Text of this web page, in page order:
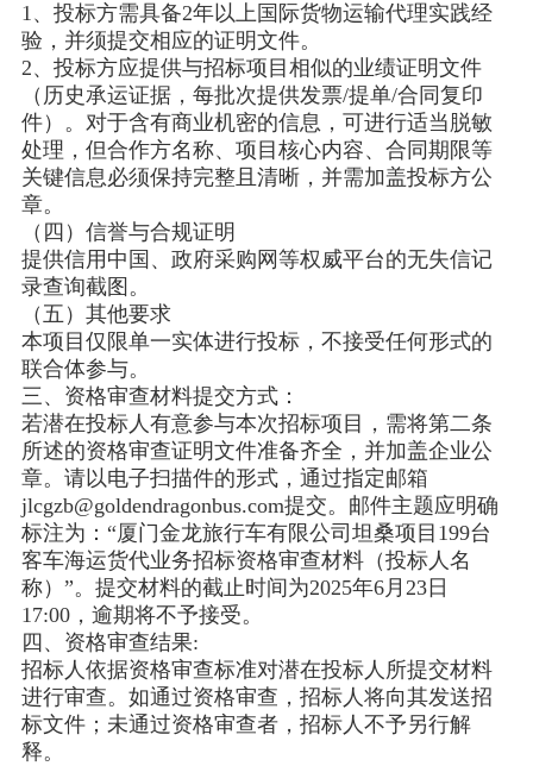
1、投标方需具备2年以上国际货物运输代理实践经
验，并须提交相应的证明文件。
2、投标方应提供与招标项目相似的业绩证明文件
（历史承运证据，每批次提供发票/提单/合同复印
件）。对于含有商业机密的信息，可进行适当脱敏
处理，但合作方名称、项目核心内容、合同期限等
关键信息必须保持完整且清晰，并需加盖投标方公
章。
（四）信誉与合规证明
提供信用中国、政府采购网等权威平台的无失信记
录查询截图。
（五）其他要求
本项目仅限单一实体进行投标，不接受任何形式的
联合体参与。
三、资格审查材料提交方式：
若潜在投标人有意参与本次招标项目，需将第二条
所述的资格审查证明文件准备齐全，并加盖企业公
章。请以电子扫描件的形式，通过指定邮箱
jlcgzb@goldendragonbus.com提交。邮件主题应明确
标注为：“厦门金龙旅行车有限公司坦桑项目199台
客车海运货代业务招标资格审查材料（投标人名
称）”。提交材料的截止时间为2025年6月23日
17:00，逾期将不予接受。
四、资格审查结果:
招标人依据资格审查标准对潜在投标人所提交材料
进行审查。如通过资格审查，招标人将向其发送招
标文件；未通过资格审查者，招标人不予另行解
释。